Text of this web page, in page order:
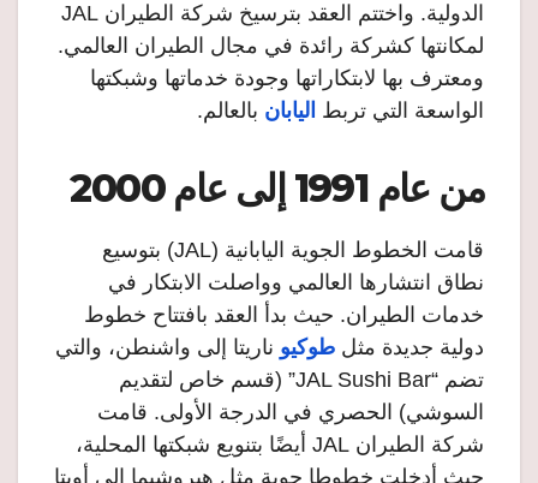
الدولية. واختتم العقد بترسيخ شركة الطيران JAL
لمكانتها كشركة رائدة في مجال الطيران العالمي.
ومعترف بها لابتكاراتها وجودة خدماتها وشبكتها
الواسعة التي تربط اليابان بالعالم.
من عام 1991 إلى عام 2000
قامت الخطوط الجوية اليابانية (JAL) بتوسيع
نطاق انتشارها العالمي وواصلت الابتكار في
خدمات الطيران. حيث بدأ العقد بافتتاح خطوط
دولية جديدة مثل طوكيو ناريتا إلى واشنطن، والتي
تضم “JAL Sushi Bar” (قسم خاص لتقديم
السوشي) الحصري في الدرجة الأولى. قامت
شركة الطيران JAL أيضًا بتنويع شبكتها المحلية،
حيث أدخلت خطوطا جوية مثل هيروشيما إلى أويتا